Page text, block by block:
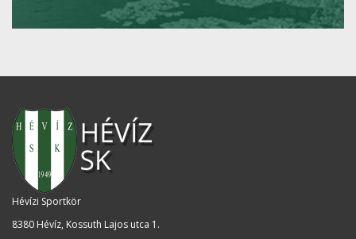
Hévízi Sportkör
8380 Hévíz, Kossuth Lajos utca 1 .